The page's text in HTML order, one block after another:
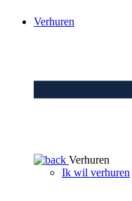
Verhuren
Verhuren
Ik wil verhuren